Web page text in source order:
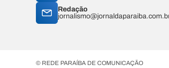
Redação
© REDE PARAÍBA DE COMUNICAÇÃO